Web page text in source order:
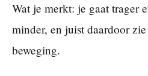
Wat je merkt: je gaat trager
minder, en juist daardoor
beweging.